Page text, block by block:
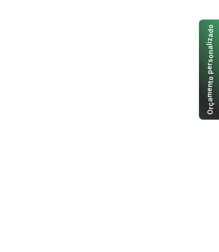
O
r
ç
a
m
e
n
t
o
p
e
r
s
o
n
a
l
i
z
a
d
o